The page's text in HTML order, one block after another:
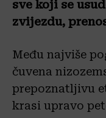
sve koji se
zvijezdu,
Među najviše
čuvena
prepoznatljivu
krasi upravo